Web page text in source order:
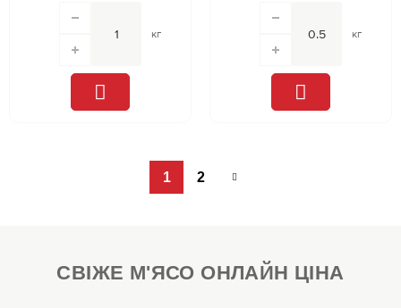
кг кг
1 2
СВІЖЕ М'ЯСО ОНЛАЙН ЦІНА